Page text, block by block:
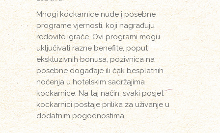
Mnogi kockarnice nude i posebne
programe vjernosti, koji nagrađuju
redovite igrače. Ovi programi mogu
uključivati razne benefite, poput
ekskluzivnih bonusa, pozivnica na
posebne događaje ili čak besplatnih
noćenja u hotelskim sadržajima
kockarnice. Na taj način, svaki posjet
kockarnici postaje prilika za uživanje u
dodatnim pogodnostima.